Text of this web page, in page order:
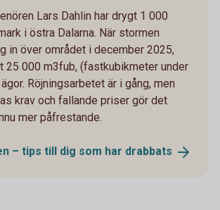
Lars Dahlin har drygt 1 000
i östra Dalarna. När stormen
in över området i december 2025,
25 000 m3fub, (fastkubikmeter under
Röjningsarbetet är i gång, men
krav och fallande priser gör det
mer påfrestande.
– tips till dig som har drabbats